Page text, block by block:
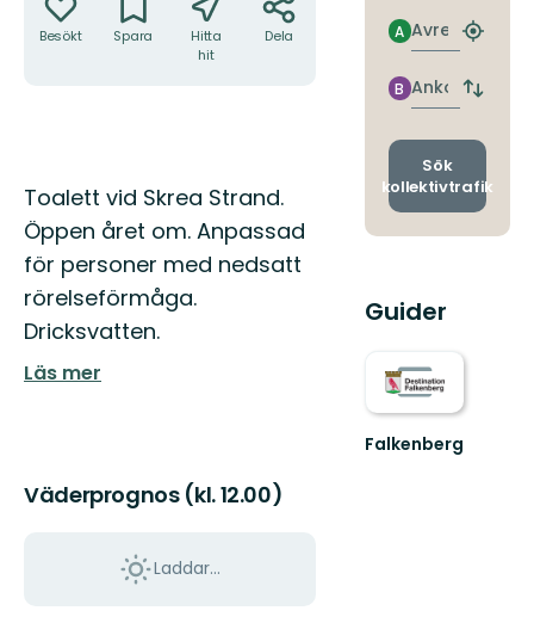
Besökt Spara
Hitta
hit
Dela
Beskrivning
Toalett vid Skrea Strand.
Öppen året om. Anpassad
för personer med nedsatt
rörelseförmåga.
Dricksvatten.
Läs mer
Väderprognos (kl. 12.00)
Laddar...
Avresa
A
Hitta
Ankomst
B
Byt
och
Sök
kollektivtrafik
Guider
Falkenberg